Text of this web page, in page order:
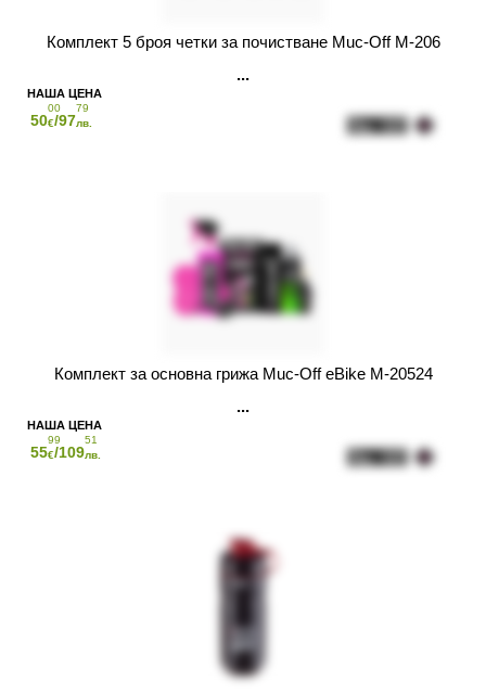
Комплект 5 броя четки за почистване Muc-Off M-206
50
00
€/97
79
лв.
Комплект за основна грижа Muc-Off eBike M-20524
55
99
€/109
51
лв.